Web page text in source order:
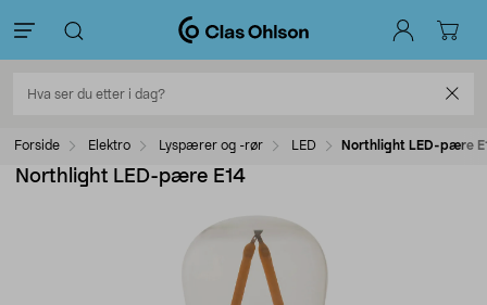
Forside Elektro Lyspærer og -rør LED Northlight LED-pære
Northlight LED-pære E14